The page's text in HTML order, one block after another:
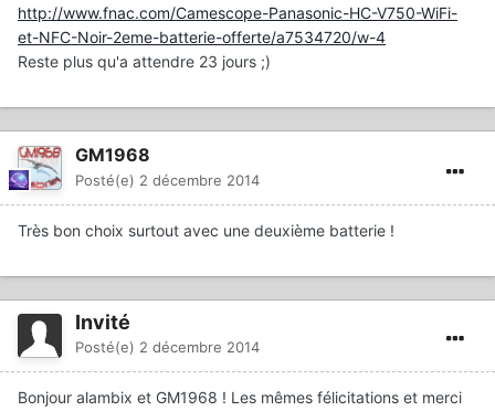
http://www.fnac.com/Camescope-Panasonic-HC-V750-WiFi-
et-NFC-Noir-2eme-batterie-offerte/a7534720/w-4
Reste plus qu'a attendre 23 jours ;)
GM1968
Posté(e) 2 décembre 2014
Très bon choix surtout avec une deuxième batterie !
Invité
Posté(e) 2 décembre 2014
Bonjour alambix et GM1968 ! Les mêmes félicitations et merci